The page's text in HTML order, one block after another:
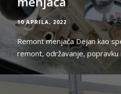
10 APRILA, 2022
Remont menjača Dejan kao
remont, održavanje, popravku